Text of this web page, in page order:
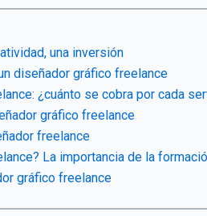
una inversión
diseñador gráfico freelance
¿cuánto se cobra por cada
gráfico freelance
freelance
La importancia de la
gráfico freelance